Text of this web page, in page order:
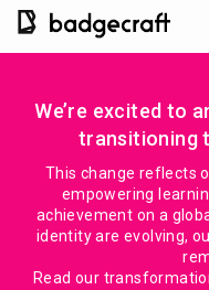
We’re excited to
transitioning
This change reflects
empowering
achievement on a
identity are evolving,
Read our